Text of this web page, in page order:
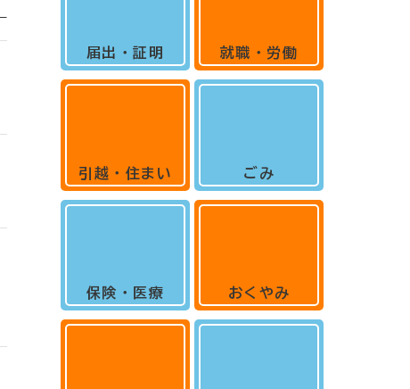
届出・証明
引越・住まい
保険・医療
就職・労働
ごみ
おくやみ